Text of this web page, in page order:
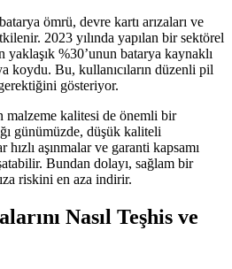
ömrü, devre kartı arızaları ve
2023 yılında yapılan bir sektörel
%30’unun batarya kaynaklı
koydu. Bu, kullanıcıların düzenli pil
gösteriyor.
kalitesi de önemli bir
günümüzde, düşük kaliteli
aşınmalar ve garanti kapsamı
Bundan dolayı, sağlam bir
riskini en aza indirir.
Nasıl Teşhis ve